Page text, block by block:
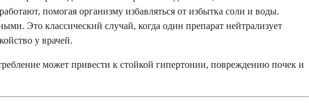
помогая организму избавляться от избытка соли и воды.
Это классический случай, когда один препарат нейтрализует
у врачей.
может привести к стойкой гипертонии, повреждению почек и